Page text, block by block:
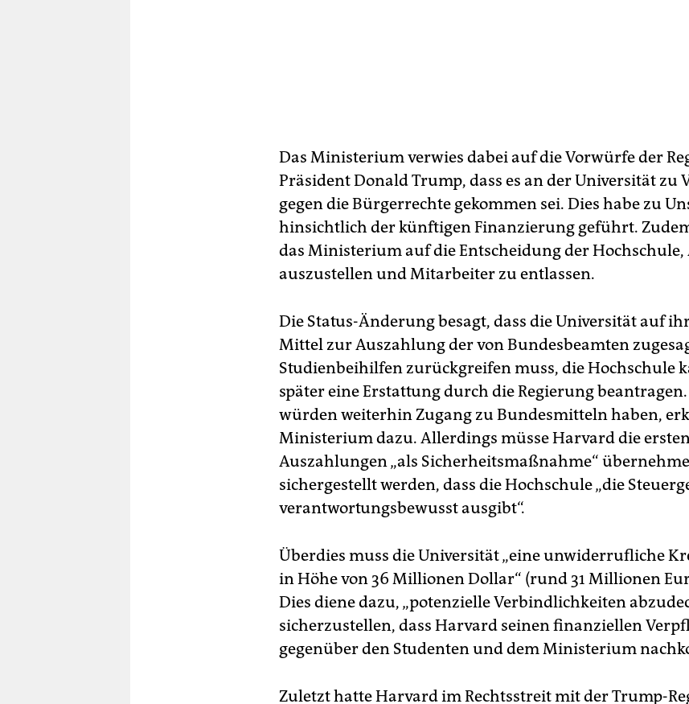
Das Ministerium verwies dabei auf die Vorwürfe der
Präsident Donald Trump, dass es an der Universität zu
gegen die Bürgerrechte gekommen sei. Dies habe zu
hinsichtlich der künftigen Finanzierung geführt.
das Ministerium auf die Entscheidung der
auszustellen und Mitarbeiter zu entlassen.
Die Status-Änderung besagt, dass die Universität auf
Mittel zur Auszahlung der von Bundesbeamten
Studienbeihilfen zurückgreifen muss, die Hochschule
später eine Erstattung durch die Regierung
würden weiterhin Zugang zu Bundesmitteln haben,
Ministerium dazu. Allerdings müsse Harvard die
Auszahlungen „als Sicherheitsmaßnahme“
sichergestellt werden, dass die Hochschule „die
verantwortungsbewusst ausgibt“.
Überdies muss die Universität „eine unwiderrufliche
in Höhe von 36 Millionen Dollar“ (rund 31 Millionen
Dies diene dazu, „potenzielle Verbindlichkeiten
sicherzustellen, dass Harvard seinen finanziellen
gegenüber den Studenten und dem Ministerium
Zuletzt hatte Harvard im Rechtsstreit mit der Trump-